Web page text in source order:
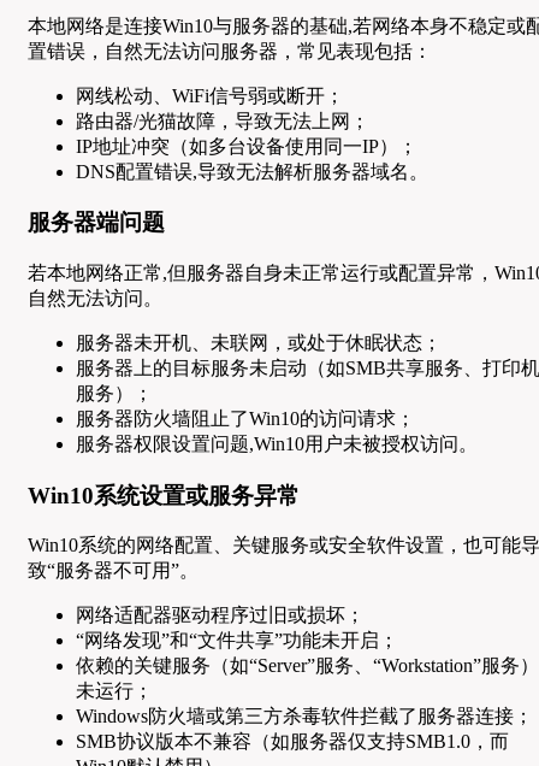
本地网络是连接Win10与服务器的基础,若网络本身不稳定或
置错误，自然无法访问服务器，常见表现包括：
网线松动、WiFi信号弱或断开；
路由器/光猫故障，导致无法上网；
IP地址冲突（如多台设备使用同一IP）；
DNS配置错误,导致无法解析服务器域名。
服务器端问题
若本地网络正常,但服务器自身未正常运行或配置异常，
自然无法访问。
服务器未开机、未联网，或处于休眠状态；
服务器上的目标服务未启动（如SMB共享服务、打印机
服务）；
服务器防火墙阻止了Win10的访问请求；
服务器权限设置问题,Win10用户未被授权访问。
Win10系统设置或服务异常
Win10系统的网络配置、关键服务或安全软件设置，也可能导
致“服务器不可用”。
网络适配器驱动程序过旧或损坏；
“网络发现”和“文件共享”功能未开启；
依赖的关键服务（如“Server”服务、“Workstation”服务）
未运行；
Windows防火墙或第三方杀毒软件拦截了服务器连接；
SMB协议版本不兼容（如服务器仅支持SMB1.0，而